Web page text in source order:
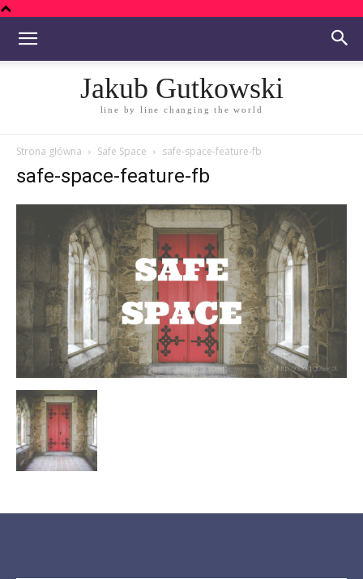
Jakub Gutkowski
line by line changing the world
Strona główna Safe Space safe-space-feature-fb
safe-space-feature-fb